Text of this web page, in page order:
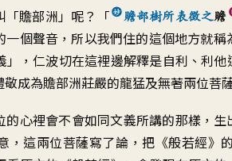
「贍部洲」呢？「 贍部樹所表徵之贍
個聲音，所以我們住的這個地方就
」，仁波切在這裡邊解釋是自利、利
成為贍部洲莊嚴的龍猛及無著兩位菩
的心裡會不會如同文義所講的那樣，
，這兩位菩薩寫了論，把《般若經》